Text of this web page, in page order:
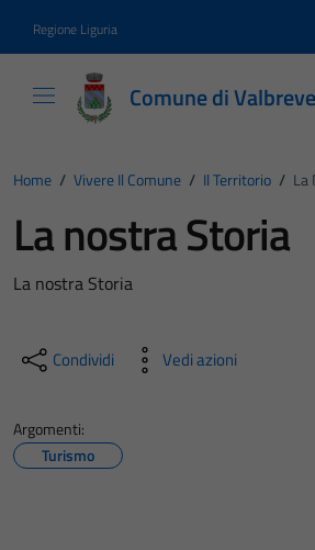
Regione Liguria
Comune di
Home / Vivere Il Comune / Il Territorio / La
La nostra Storia
La nostra Storia
Condividi Vedi azioni
Argomenti:
Turismo